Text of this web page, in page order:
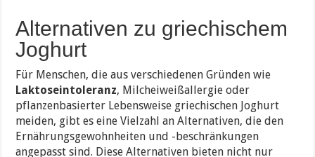
Alternativen zu griechischem
Joghurt
Für Menschen, die aus verschiedenen Gründen wie
Laktoseintoleranz, Milcheiweißallergie oder
pflanzenbasierter Lebensweise griechischen Joghurt
meiden, gibt es eine Vielzahl an Alternativen, die den
Ernährungsgewohnheiten und -beschränkungen
angepasst sind. Diese Alternativen bieten nicht nur